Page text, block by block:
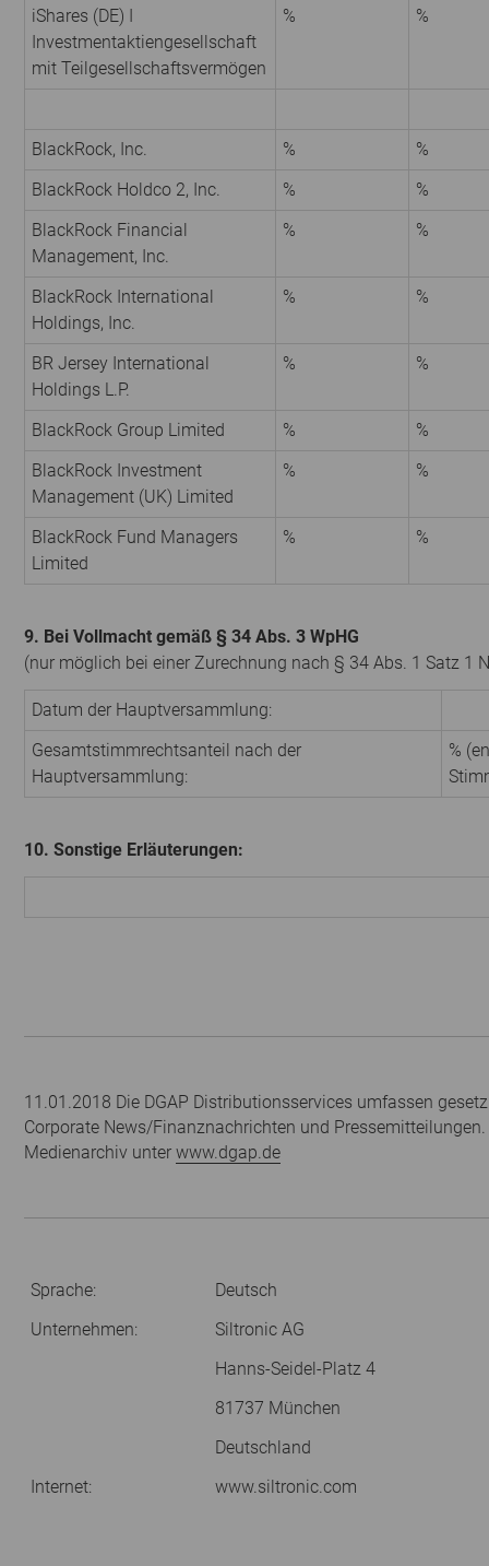
iShares (DE) I
Investmentaktiengesellschaft
mit Teilgesellschaftsvermögen
% %
BlackRock, Inc. %
%
BlackRock Holdco 2, Inc.
%
%
BlackRock Financial
Management, Inc.
% %
BlackRock International
Holdings, Inc.
% %
BR Jersey International
Holdings L.P.
% %
BlackRock Group Limited %
%
BlackRock Investment
Management (UK) Limited
% %
BlackRock Fund Managers
Limited
% %
9. Bei Vollmacht gemäß § 34 Abs. 3 WpHG
(nur möglich bei einer Zurechnung nach § 34 Abs. 1 Satz 1
Datum der Hauptversammlung:
Gesamtstimmrechtsanteil nach der
Hauptversammlung:
%
10. Sonstige Erläuterungen:
11.01.2018 Die DGAP Distributionsservices umfassen
Corporate News/Finanznachrichten und Pressemitteilungen.
Medienarchiv unter www.dgap.de
Sprache:
Deutsch
Unternehmen:
Siltronic AG
Hanns-Seidel-Platz 4
81737 München
Deutschland
Internet:
www.siltronic.com